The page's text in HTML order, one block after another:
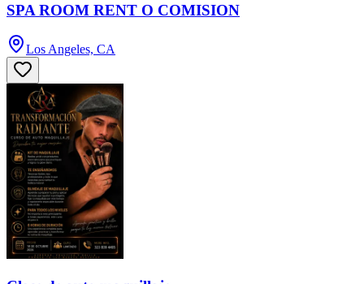
SPA ROOM RENT O COMISION
Los Angeles, CA